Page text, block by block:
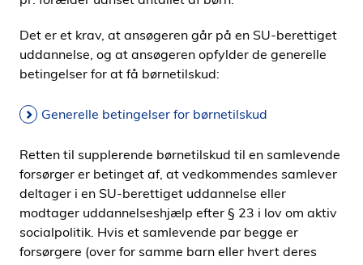
Det er et krav, at ansøgeren går på en SU-berettiget
uddannelse, og at ansøgeren opfylder de generelle
betingelser for at få børnetilskud:
Generelle betingelser for børnetilskud
Retten til supplerende børnetilskud til en samlevende
forsørger er betinget af, at vedkommendes samlever
deltager i en SU-berettiget uddannelse eller
modtager uddannelseshjælp efter § 23 i lov om aktiv
socialpolitik. Hvis et samlevende par begge er
forsørgere (over for samme barn eller hvert deres